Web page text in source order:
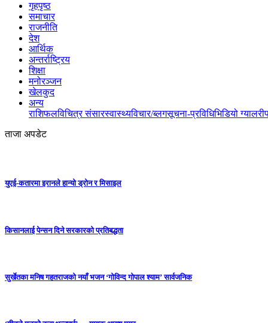
गृहपृष्ठ
समाचार
राजनीति
देश
आर्थिक
अन्तर्राष्ट्रिय
शिक्षा
मनोरञ्जन
खेलकुद
अन्य
राशिफलविचित्र संसारस्वास्थ्यविचार/ब्लगसूचना-प्रविधिभिडियो ग्यालरी
ताजा अपडेट
युएई-कतारमा इरानले हान्यो ड्रोन र मिसाइल
किसानलाई पेन्सन दिने सरकारको प्रतिबद्धता
सुर्खेतका मनिष गहतराजको नयाँ भजन ‘गोविन्द गोपाल श्याम’ सार्वजनिक